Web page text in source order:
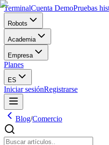
TerminalCuenta DemoPruebas
Robots
Academia
Empresa
Planes
ES
Iniciar sesiónRegistrarse
Blog/Comercio